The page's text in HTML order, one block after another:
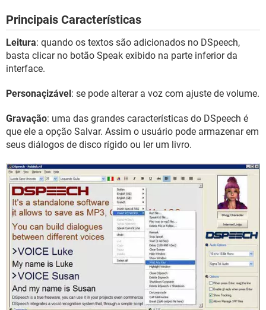
Principais Características
Leitura: quando os textos são adicionados no DSpeech,
basta clicar no botão Speak exibido na parte inferior da
interface.
Personaçizável: se pode alterar a voz com ajuste de volume.
Gravação: uma das grandes características do DSpeech é
que ele a opção Salvar. Assim o usuário pode armazenar em
seus diálogos de disco rígido ou ler um livro.